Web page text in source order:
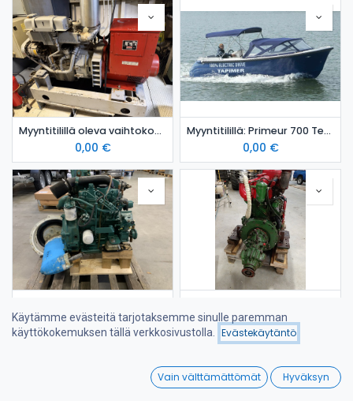
Suodattimet
Hinta - alhaisesta
korkeimpaan
Wishlist
Myyntitilillä oleva vaihtokone: 2 kpl Iveco Aifo GE8045 08 meridieselaggregaatti
0,00 €
Myyntitilillä: Primeur 700 Tender sähkövene -21 Suomi
0,00 €
0,00€ 0,00€
Käytämme evästeitä tarjotaksemme sinulle paremman
käyttökokemuksen tällä verkkosivustolla.
Evästekäytäntö
Vain välttämättömät Hyväksyn